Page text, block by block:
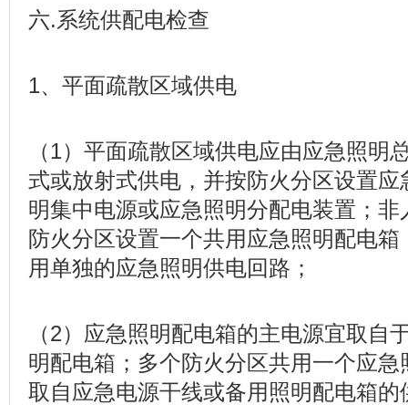
六.系统供配电检查
1、平面疏散区域供电
（1）平面疏散区域供电应由应急照明
式或放射式供电，并按防火分区设置
明集中电源或应急照明分配电装置；
防火分区设置一个共用应急照明配电
用单独的应急照明供电回路；
（2）应急照明配电箱的主电源宜取自
明配电箱；多个防火分区共用一个应
取自应急电源干线或备用照明配电箱的